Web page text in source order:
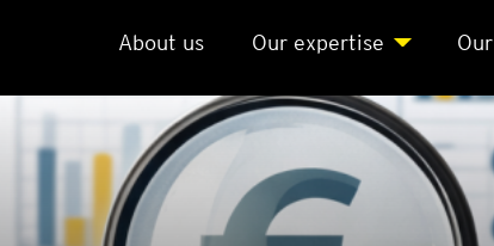
About us Our exper­ti­se